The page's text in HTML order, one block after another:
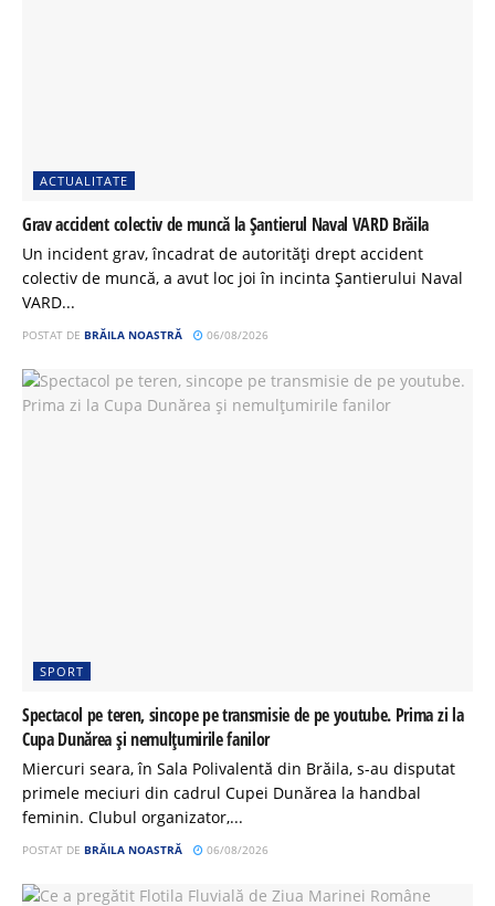
ACTUALITATE
Grav accident colectiv de muncă la Șantierul Naval VARD Brăila
Un incident grav, încadrat de autorități drept accident
colectiv de muncă, a avut loc joi în incinta Șantierului Naval
VARD...
POSTAT DE BRĂILA NOASTRĂ 06/08/2026
SPORT
Spectacol pe teren, sincope pe transmisie de pe youtube. Prima zi la
Cupa Dunărea și nemulțumirile fanilor
Miercuri seara, în Sala Polivalentă din Brăila, s-au disputat
primele meciuri din cadrul Cupei Dunărea la handbal
feminin. Clubul organizator,...
POSTAT DE BRĂILA NOASTRĂ 06/08/2026